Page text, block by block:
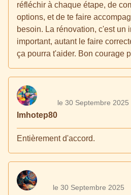
réfléchir à chaque étape, de
options, et de te faire
besoin. La rénovation, c'est un
important, autant le faire
ça pourra t'aider. Bon courage
Imhotep80
le 30 Septembre 2025
Entièrement d'accord.
le 30 Septembre 2025